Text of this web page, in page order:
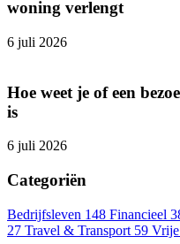
woning verlengt
6 juli 2026
Hoe weet je of een
is
6 juli 2026
Categoriën
Bedrijfsleven 148 Financieel
27 Travel & Transport 59